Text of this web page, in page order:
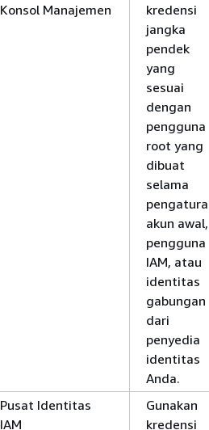
Konsol Manajemen
kredensi
jangka
pendek
yang
sesuai
dengan
pengguna
root yang
dibuat
selama
akun awal,
pengguna
IAM, atau
identitas
gabungan
dari
penyedia
identitas
Anda.
Pusat Identitas
IAM
Gunakan
kredensi